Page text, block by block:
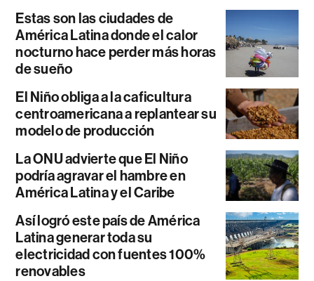
Estas son las ciudades de
América Latina donde el calor
nocturno hace perder más horas
de sueño
El Niño obliga a la caficultura
centroamericana a replantear su
modelo de producción
La ONU advierte que El Niño
podría agravar el hambre en
América Latina y el Caribe
Así logró este país de América
Latina generar toda su
electricidad con fuentes 100%
renovables